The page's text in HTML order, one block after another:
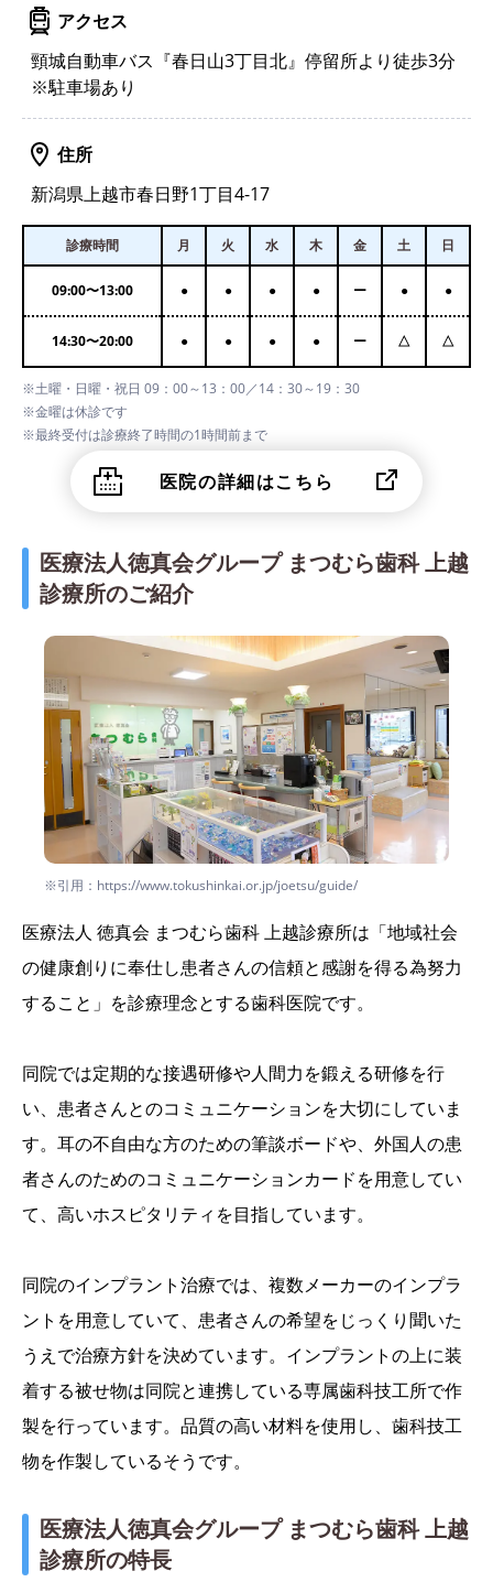
アクセス
頸城自動車バス『春日山3丁目北』停留所より徒歩3分
※駐車場あり
住所
新潟県上越市春日野1丁目4-17
診療時間 月 火 水 木 金 土 日
09:00〜13:00 ● ● ● ● ー ● ●
14:30〜20:00 ● ● ● ● ー △ △
※土曜・日曜・祝日 09：00～13：00／14：30～19：30
※金曜は休診です
※最終受付は診療終了時間の1時間前まで
医院の詳細はこちら
医療法人徳真会グループ まつむら歯科 上越
診療所のご紹介
※引用：https://www.tokushinkai.or.jp/joetsu/guide/
医療法人 徳真会 まつむら歯科 上越診療所は「地域社会
の健康創りに奉仕し患者さんの信頼と感謝を得る為努力
すること」を診療理念とする歯科医院です。
同院では定期的な接遇研修や人間力を鍛える研修を行
い、患者さんとのコミュニケーションを大切にしていま
す。耳の不自由な方のための筆談ボードや、外国人の患
者さんのためのコミュニケーションカードを用意してい
て、高いホスピタリティを目指しています。
同院のインプラント治療では、複数メーカーのインプラ
ントを用意していて、患者さんの希望をじっくり聞いた
うえで治療方針を決めています。インプラントの上に装
着する被せ物は同院と連携している専属歯科技工所で作
製を行っています。品質の高い材料を使用し、歯科技工
物を作製しているそうです。
医療法人徳真会グループ まつむら歯科 上越
診療所の特長